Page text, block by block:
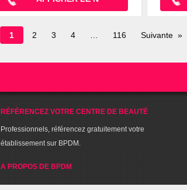
Page
en
1 2 3 4 116 Suivante
RÉFÉRENCEZ VOTRE CENTRE DE BEAUTÉ
Professionnels, référencez gratuitement votre
établissement sur BPDM.
A PROPOS DE BPDM